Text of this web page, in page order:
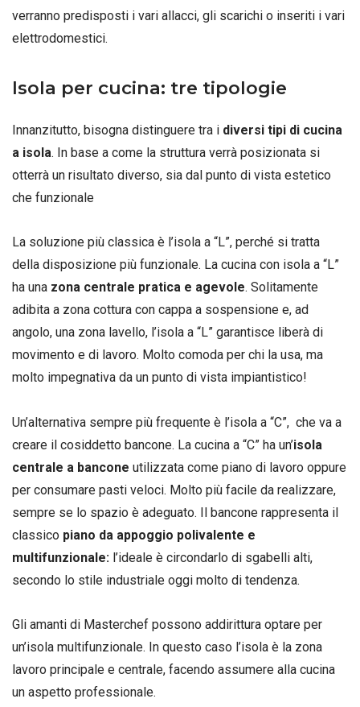
verranno predisposti i vari allacci, gli scarichi o inseriti i vari
elettrodomestici.
Isola per cucina: tre tipologie
Innanzitutto, bisogna distinguere tra i diversi tipi di cucina
a isola. In base a come la struttura verrà posizionata si
otterrà un risultato diverso, sia dal punto di vista estetico
che funzionale
La soluzione più classica è l’isola a “L”, perché si tratta
della disposizione più funzionale. La cucina con isola a “L”
ha una zona centrale pratica e agevole. Solitamente
adibita a zona cottura con cappa a sospensione e, ad
angolo, una zona lavello, l’isola a “L” garantisce liberà di
movimento e di lavoro. Molto comoda per chi la usa, ma
molto impegnativa da un punto di vista impiantistico!
Un’alternativa sempre più frequente è l’isola a “C”, che va a
creare il cosiddetto bancone. La cucina a “C” ha un’isola
centrale a bancone utilizzata come piano di lavoro oppure
per consumare pasti veloci. Molto più facile da realizzare,
sempre se lo spazio è adeguato. Il bancone rappresenta il
classico piano da appoggio polivalente e
multifunzionale: l’ideale è circondarlo di sgabelli alti,
secondo lo stile industriale oggi molto di tendenza.
Gli amanti di Masterchef possono addirittura optare per
un’isola multifunzionale. In questo caso l’isola è la zona
lavoro principale e centrale, facendo assumere alla cucina
un aspetto professionale.